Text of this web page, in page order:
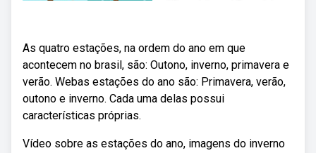
As quatro estações, na ordem do ano em que
acontecem no brasil, são: Outono, inverno, primavera e
verão. Webas estações do ano são: Primavera, verão,
outono e inverno. Cada uma delas possui
características próprias.
Vídeo sobre as estações do ano, imagens do inverno